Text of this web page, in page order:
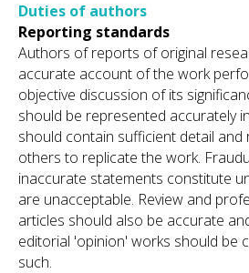
Duties of authors
Reporting standards
Authors of reports of original
accurate account of the work
objective discussion of its
should be represented accurately
should contain sufficient detail
others to replicate the work.
inaccurate statements constitute
are unacceptable. Review and
articles should also be accurate
editorial 'opinion' works should be
such.